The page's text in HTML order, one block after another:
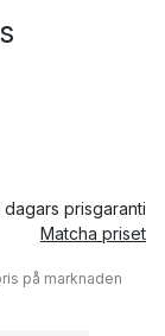
dagars prisgaranti
Matcha priset
på marknaden